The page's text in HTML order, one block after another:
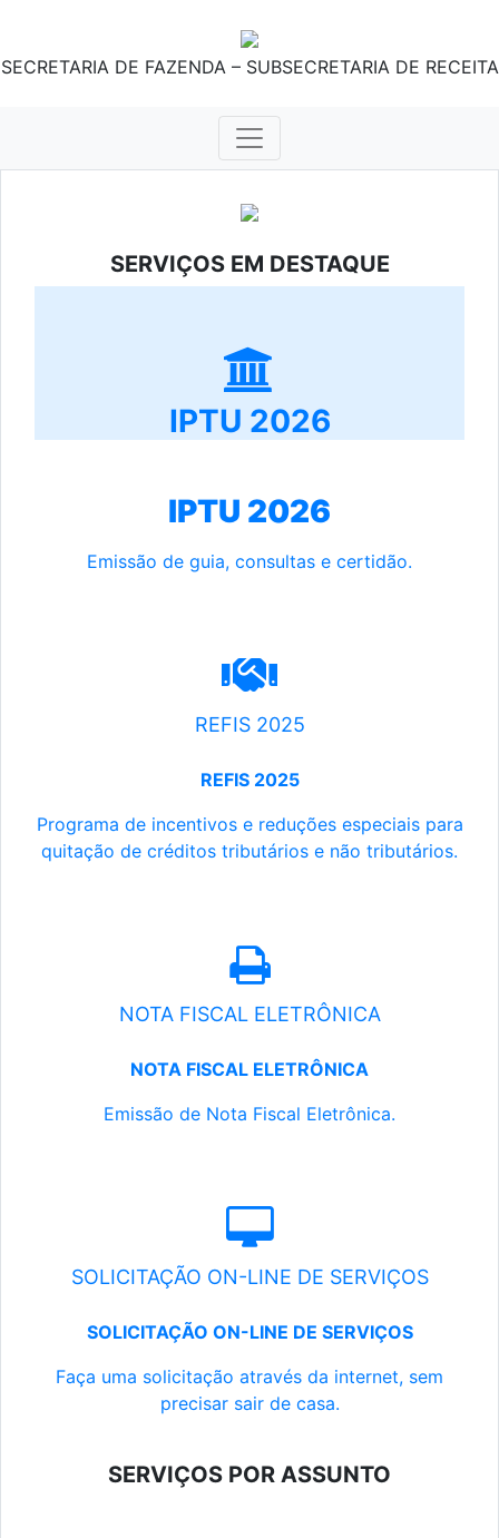
SECRETARIA DE FAZENDA – SUBSECRETARIA DE RECEITA
SERVIÇOS EM DESTAQUE
IPTU 2026
IPTU 2026
Emissão de guia, consultas e certidão.
REFIS 2025
REFIS 2025
Programa de incentivos e reduções especiais para
quitação de créditos tributários e não tributários.
NOTA FISCAL ELETRÔNICA
NOTA FISCAL ELETRÔNICA
Emissão de Nota Fiscal Eletrônica.
SOLICITAÇÃO ON-LINE DE SERVIÇOS
SOLICITAÇÃO ON-LINE DE SERVIÇOS
Faça uma solicitação através da internet, sem
precisar sair de casa.
SERVIÇOS POR ASSUNTO